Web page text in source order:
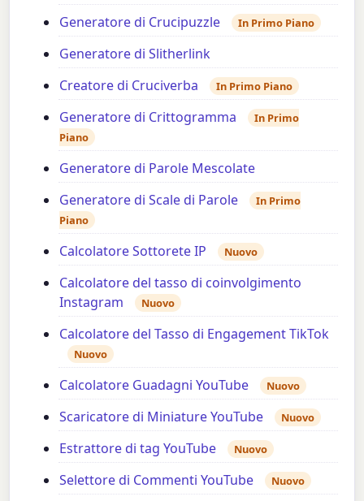
Generatore di Crucipuzzle
In Primo Piano
Generatore di Slitherlink
Creatore di Cruciverba
In Primo Piano
Generatore di Crittogramma
In Primo
Piano
Generatore di Parole Mescolate
Generatore di Scale di Parole
In Primo
Piano
Calcolatore Sottorete IP Nuovo
Calcolatore del tasso di coinvolgimento
Instagram
Nuovo
Calcolatore del Tasso di Engagement TikTok
Nuovo
Calcolatore Guadagni YouTube Nuovo
Scaricatore di Miniature YouTube Nuovo
Estrattore di tag YouTube Nuovo
Selettore di Commenti YouTube Nuovo